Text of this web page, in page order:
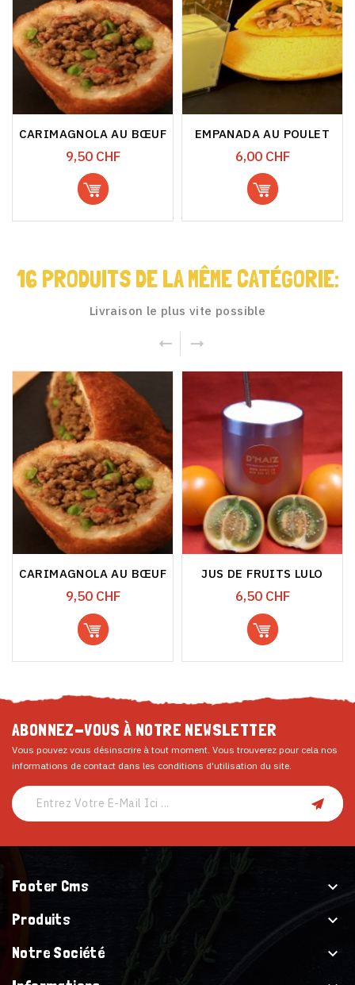
CARIMAGNOLA AU BŒUF
Prix
9,50 CHF
EMPANADA AU POULET
Prix
6,00 CHF
16 PRODUITS DE LA MÊME CATÉGORIE:
Livraison le plus vite possible
CARIMAGNOLA AU BŒUF
Prix
9,50 CHF
JUS DE FRUITS LULO
Prix
6,50 CHF
ABONNEZ-VOUS À NOTRE NEWSLETTER
Vous pouvez vous désinscrire à tout moment. Vous trouverez pour cela nos
informations de contact dans les conditions d'utilisation du site.
Footer Cms

Produits

Notre Société
